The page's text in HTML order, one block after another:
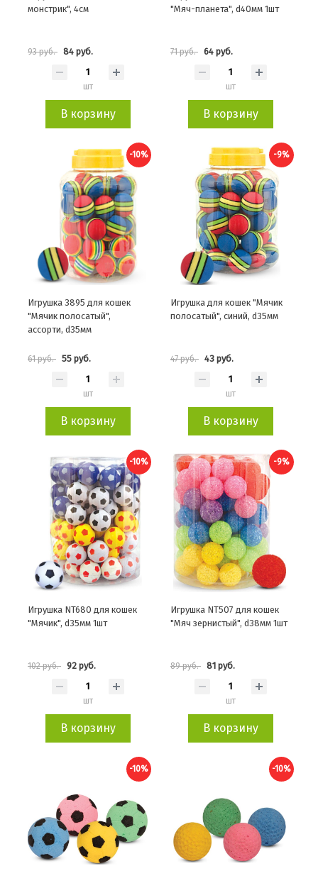
монстрик", 4см
93 руб. 84 руб.
шт
В корзину
"Мяч-планета", d40мм 1шт
71 руб. 64 руб.
шт
В корзину
-10%
Игрушка 3895 для кошек
"Мячик полосатый",
ассорти, d35мм
61 руб. 55 руб.
шт
В корзину
-9%
Игрушка для кошек "Мячик
полосатый", синий, d35мм
47 руб. 43 руб.
шт
В корзину
-10%
Игрушка NT680 для кошек
"Мячик", d35мм 1шт
102 руб. 92 руб.
шт
В корзину
-9%
Игрушка NT507 для кошек
"Мяч зернистый", d38мм 1шт
89 руб. 81 руб.
шт
В корзину
-10% -10%